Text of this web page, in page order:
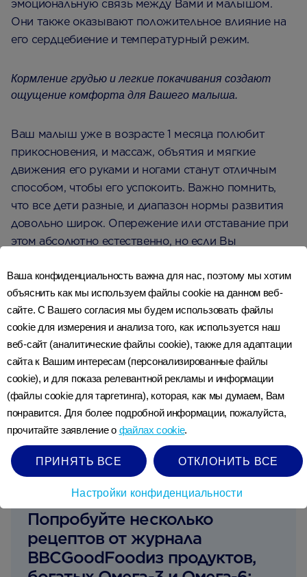
эмоциональную связь между Вами и малышом.
Они также оказывают положительное влияние на
его сердцебиение и температурный режим.
Кормление грудью и легкие покачивания создают
ощущение комфорта для Вашего малыша.
Ваш малыш уже в возрасте 1 месяца полюбит
прикосновения, и массаж, объятия и мягкие
движения его руками и ногами станут отличным
способом, чтобы его успокоить. Важно помнить,
что все дети разные, и диапазон нормы развития
довольно широк. Опережение или отставание при
этом абсолютно естественно, но если Вы
ребенка, проконсультируйтесь с Вашим педиатром,
чтобы успокоить свои переживания по этому
поводу.
СЛЕДУЮЩИЕ ЩАГИ
Добавьте несколько пунктов в
свой список покупок:
Лосось, скумбрия, сардины или тунец
Попробуйте несколько
рецептов от журнала
BBCGoodFoodиз продуктов,
Ваша конфиденциальность важна для нас, поэтому мы хотим
объяснить как мы используем файлы cookie на данном веб-
сайте. С Вашего согласия мы будем использовать файлы
cookie для измерения и анализа того, как используется наш
веб-сайт (аналитические файлы cookie), также для адаптации
сайта к Вашим интересам (персонализированные файлы
cookie), и для показа релевантной рекламы и информации
(файлы cookie для таргетинга), которая, как мы думаем, Вам
понравится. Для более подробной информации, пожалуйста,
прочитайте заявление о файлах cookie.
ПРИНЯТЬ ВСЕ
ОТКЛОНИТЬ ВСЕ
Настройки конфиденциальности